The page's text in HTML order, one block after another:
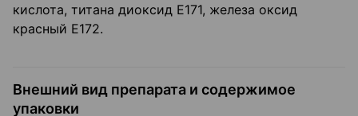
кислота, титана диоксид Е171, железа оксид
красный Е172.
Внешний вид препарата и содержимое
упаковки